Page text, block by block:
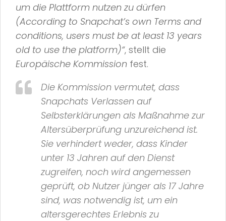
um die Plattform nutzen zu dürfen
(According to Snapchat’s own Terms and
conditions, users must be at least 13 years
old to use the platform)“, stellt die
Europäische Kommission fest.
Die Kommission vermutet, dass
Snapchats Verlassen auf
Selbsterklärungen als Maßnahme zur
Altersüberprüfung unzureichend ist.
Sie verhindert weder, dass Kinder
unter 13 Jahren auf den Dienst
zugreifen, noch wird angemessen
geprüft, ob Nutzer jünger als 17 Jahre
sind, was notwendig ist, um ein
altersgerechtes Erlebnis zu